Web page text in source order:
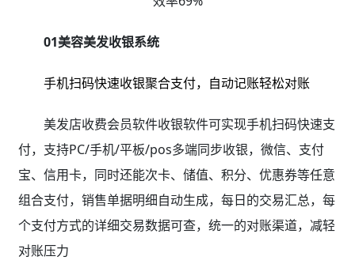
01美容美发收银系统
手机扫码快速收银聚合支付，自动记账轻松对账
美发店收费会员软件收银软件可实现手机扫码快速支
付，支持PC/手机/平板/pos多端同步收银，微信、支付
宝、信用卡，同时还能次卡、储值、积分、优惠券等任意
组合支付，销售单据明细自动生成，每日的交易汇总，每
个支付方式的详细交易数据可查，统一的对账渠道，减轻
对账压力